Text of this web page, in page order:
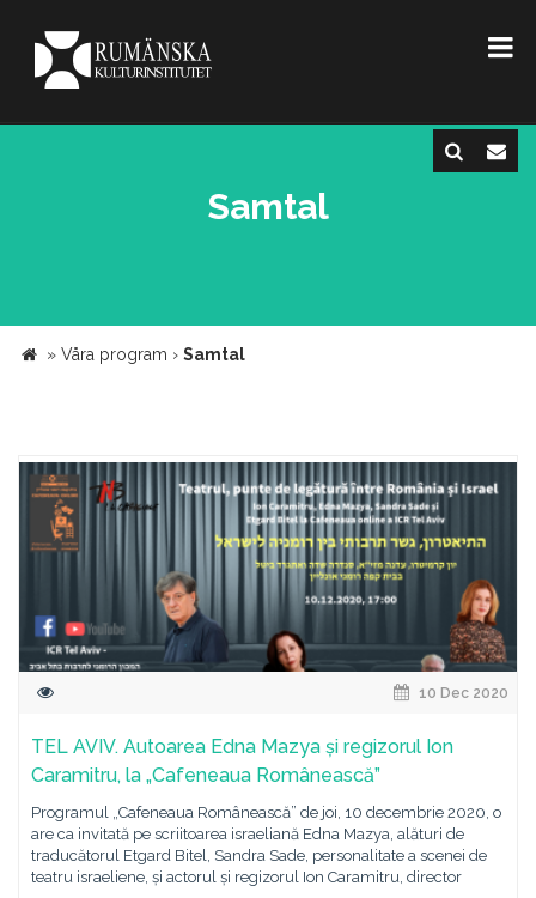
Samtal
» Våra program › Samtal
10 Dec 2020
TEL AVIV. Autoarea Edna Mazya și regizorul Ion
Caramitru, la „Cafeneaua Românească”
Programul „Cafeneaua Românească” de joi, 10 decembrie 2020, o
are ca invitată pe scriitoarea israeliană Edna Mazya, alături de
traducătorul Etgard Bitel, Sandra Sade, personalitate a scenei de
teatru israeliene, și actorul și regizorul Ion Caramitru, director